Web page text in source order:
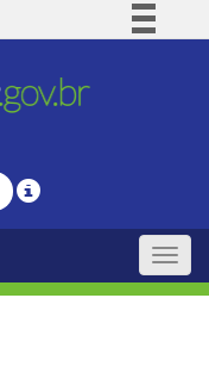
Comunica BR
Legislação
Toggle